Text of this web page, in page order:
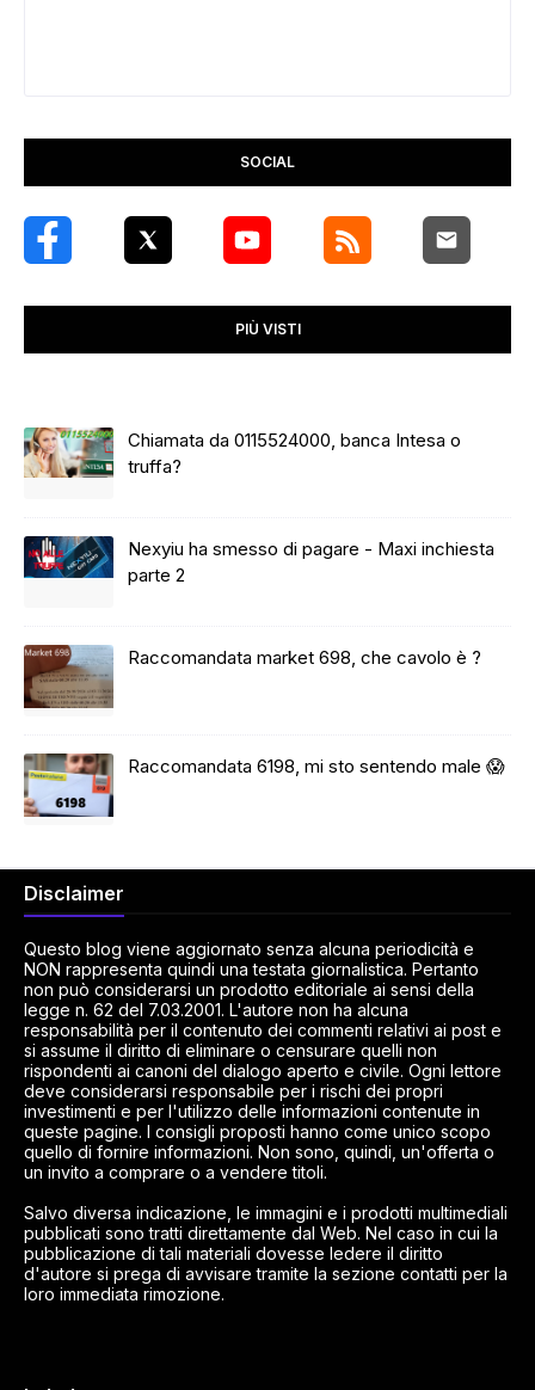
SOCIAL
PIÙ VISTI
Chiamata da 0115524000, banca Intesa o
truffa?
Nexyiu ha smesso di pagare - Maxi inchiesta
parte 2
Raccomandata market 698, che cavolo è ?
Raccomandata 6198, mi sto sentendo male 😱
Disclaimer
Questo blog viene aggiornato senza alcuna periodicità e
NON rappresenta quindi una testata giornalistica. Pertanto
non può considerarsi un prodotto editoriale ai sensi della
legge n. 62 del 7.03.2001. L'autore non ha alcuna
responsabilità per il contenuto dei commenti relativi ai post e
si assume il diritto di eliminare o censurare quelli non
rispondenti ai canoni del dialogo aperto e civile. Ogni lettore
deve considerarsi responsabile per i rischi dei propri
investimenti e per l'utilizzo delle informazioni contenute in
queste pagine. I consigli proposti hanno come unico scopo
quello di fornire informazioni. Non sono, quindi, un'offerta o
un invito a comprare o a vendere titoli.
Salvo diversa indicazione, le immagini e i prodotti multimediali
pubblicati sono tratti direttamente dal Web. Nel caso in cui la
pubblicazione di tali materiali dovesse ledere il diritto
d'autore si prega di avvisare tramite la sezione contatti per la
loro immediata rimozione.